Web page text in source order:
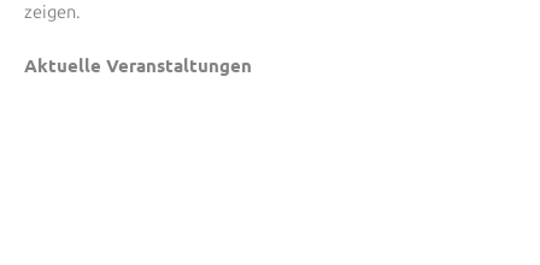
zeigen.
Aktuelle Veranstaltungen